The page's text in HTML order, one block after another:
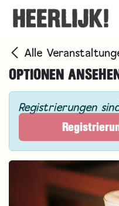
Zum Inhalt springen
Alle
OPTIONEN
Registrierungen